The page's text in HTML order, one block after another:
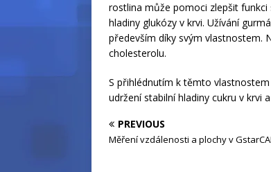
rostlina může pomoci zlepšit funkci
hladiny glukózy v krvi. Užívání
především díky svým vlastnostem.
cholesterolu.
S přihlédnutím k těmto
udržení stabilní hladiny cukru v krvi
PREVIOUS
Měření vzdálenosti a plochy v